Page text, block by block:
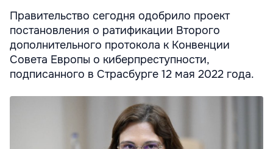
Правительство сегодня одобрило проект
постановления о ратификации Второго
дополнительного протокола к Конвенции
Совета Европы о киберпреступности,
подписанного в Страсбурге 12 мая 2022 года.